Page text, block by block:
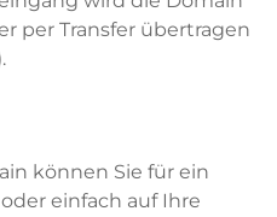
per Transfer übertragen
können Sie für ein
einfach auf Ihre